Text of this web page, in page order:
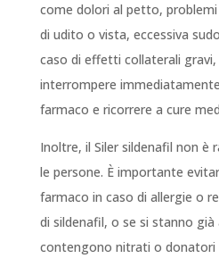
come dolori al petto,
di udito o vista, eccessiva
caso di effetti collaterali gravi,
interrompere
farmaco e ricorrere a cure
Inoltre, il Siler sildenafil non
le persone. È importante
farmaco in caso di allergie o
di sildenafil, o se si stanno
contengono nitrati o donatori